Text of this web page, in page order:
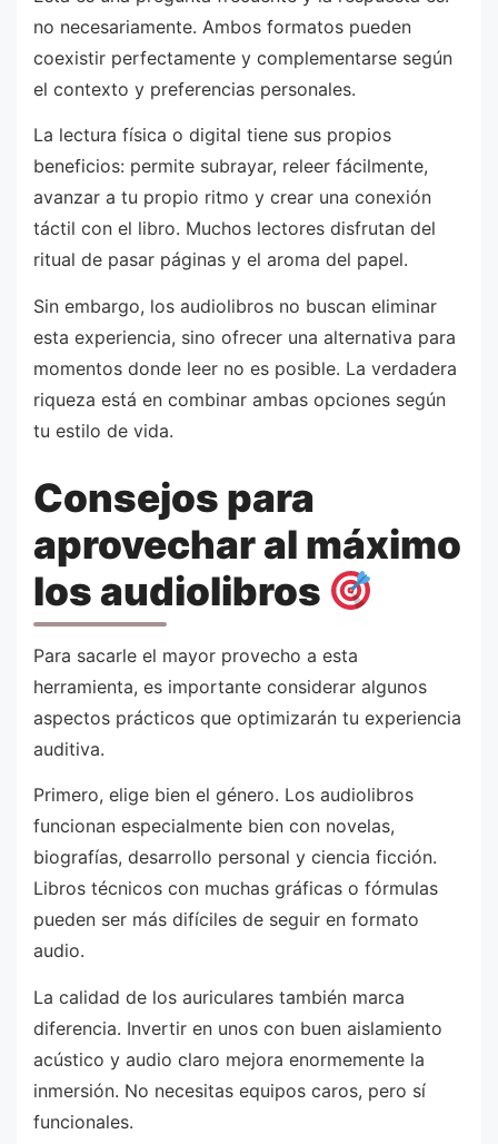
no necesariamente. Ambos formatos pueden
coexistir perfectamente y complementarse según
el contexto y preferencias personales.
La lectura física o digital tiene sus propios
beneficios: permite subrayar, releer fácilmente,
avanzar a tu propio ritmo y crear una conexión
táctil con el libro. Muchos lectores disfrutan del
ritual de pasar páginas y el aroma del papel.
Sin embargo, los audiolibros no buscan eliminar
esta experiencia, sino ofrecer una alternativa para
momentos donde leer no es posible. La verdadera
riqueza está en combinar ambas opciones según
tu estilo de vida.
Consejos para
aprovechar al máximo
los audiolibros
Para sacarle el mayor provecho a esta
herramienta, es importante considerar algunos
aspectos prácticos que optimizarán tu experiencia
auditiva.
Primero, elige bien el género. Los audiolibros
funcionan especialmente bien con novelas,
biografías, desarrollo personal y ciencia ficción.
Libros técnicos con muchas gráficas o fórmulas
pueden ser más difíciles de seguir en formato
audio.
La calidad de los auriculares también marca
diferencia. Invertir en unos con buen aislamiento
acústico y audio claro mejora enormemente la
inmersión. No necesitas equipos caros, pero sí
funcionales.